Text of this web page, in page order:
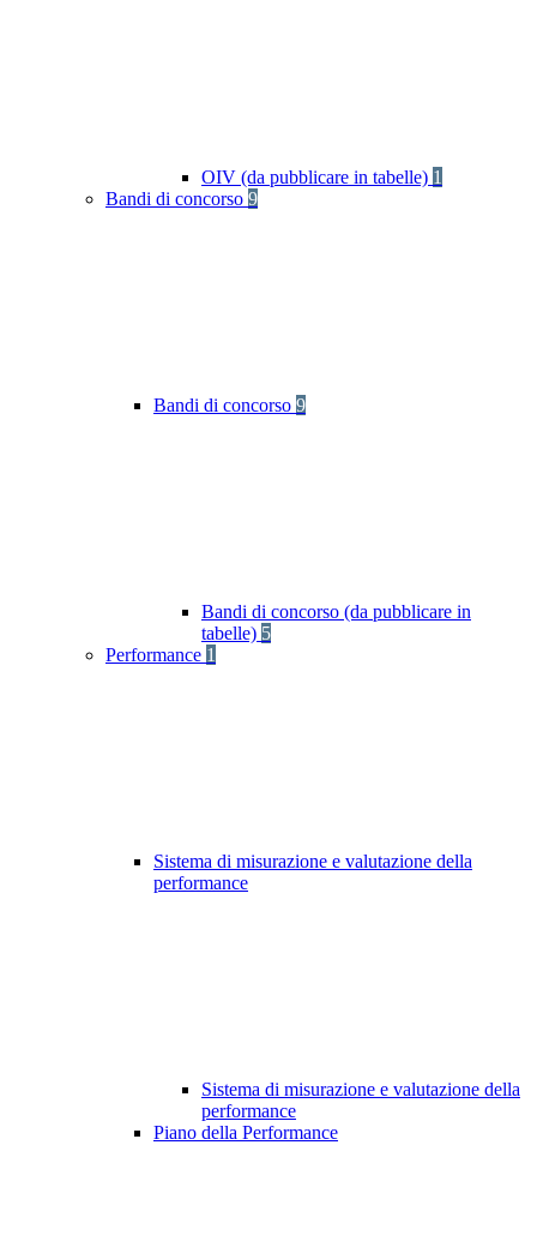
OIV (da pubblicare in tabelle) 1
Bandi di concorso 9
Bandi di concorso 9
Bandi di concorso (da pubblicare in
tabelle) 5
Performance 1
Sistema di misurazione e valutazione della
performance
Sistema di misurazione e valutazione della
performance
Piano della Performance